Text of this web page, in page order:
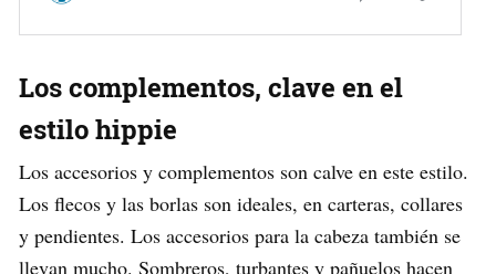
Los complementos, clave en el
estilo hippie
Los accesorios y complementos son calve en este estilo.
Los flecos y las borlas son ideales, en carteras, collares
y pendientes. Los accesorios para la cabeza también se
llevan mucho. Sombreros, turbantes y pañuelos hacen